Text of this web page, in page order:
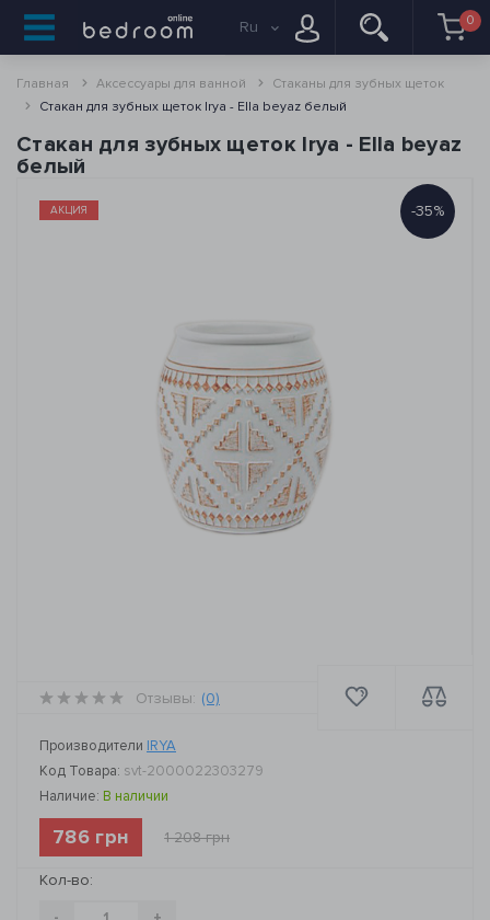
Ru 0
Главная Аксессуары для ванной
Стаканы для зубных щеток
Стакан для зубных щеток Irya - Ella beyaz белый
Стакан для зубных щеток Irya - Ella beyaz
белый
-35%
АКЦИЯ
Отзывы: (0)
Производители IRYA
Код Товара: svt-2000022303279
Наличие: В наличии
786 грн 1 208 грн
Кол-во: